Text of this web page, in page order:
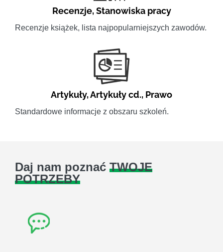
Recenzje,Stanowiska pracy
Recenzje książek, lista najpopularniejszych zawodów.
Artykuły,Artykuły cd., Prawo
Standardowe informacje z obszaru szkoleń.
Daj nam poznać TWOJE
POTRZEBY